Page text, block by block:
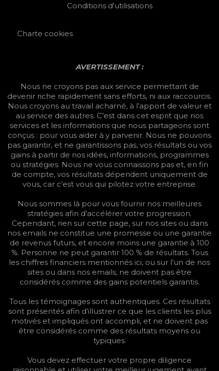
Conditions d'utilisations
Charte cookies
AVERTISSEMENT :
Nous ne croyons pas aux service permettant de
devenir riche rapidement sans efforts, ni aux raccourcis.
Nous croyons au travail acharné, à l’apport de valeur et
au service des autres. C’est dans cet esprit que nos
services et les informations que nous partageons sont
conçus : pour vous aider à y parvenir. Nous ne pouvons
pas garantir, et ne garantissons pas, vos résultats ou vos
gains à partir de nos idées, informations, programmes
ou stratégies. Nous ne vous connaissons pas et, en fin
de compte, vos résultats dépendent uniquement de
vous, car c’est vous qui pilotez votre entreprise.
Nous sommes là pour vous fournir nos meilleures
stratégies afin d’accélérer votre progression.
Cependant, rien sur cette page, sur nos sites ou dans
nos emails ne constitue une promesse ou une garantie
de revenus futurs, et encore moins une garantie à 100
%. Personne ne peut garantir 100 % de résultats. Tous
les chiffres financiers mentionnés ici, ou sur l’un de nos
sites ou dans nos emails, ne doivent pas être
considérés comme des gains potentiels garantis.
Tous les témoignages sont authentiques. Ces résultats
sont présentés afin d’illustrer ce que les clients les plus
motivés et impliqués ont accompli, et ne doivent pas
être considérés comme des résultats moyens ou
typiques.
Vous devez effectuer votre propre diligence